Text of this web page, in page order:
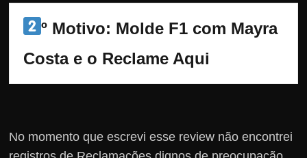
º Motivo: Molde F1 com Mayra
Costa e o Reclame Aqui
No momento que escrevi esse review não encontrei